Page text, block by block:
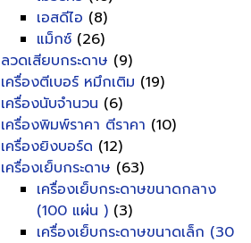
เอสดีไอ (8)
แม็กซ์ (26)
ลวดเสียบกระดาษ (9)
เครื่องตีเบอร์ หมึกเติม (19)
เครื่องนับจำนวน (6)
เครื่องพิมพ์ราคา ตีราคา (10)
เครื่องยิงบอร์ด (12)
เครื่องเย็บกระดาษ (63)
เครื่องเย็บกระดาษขนาดกลาง
(100 แผ่น ) (3)
เครื่องเย็บกระดาษขนาดเล็ก (30